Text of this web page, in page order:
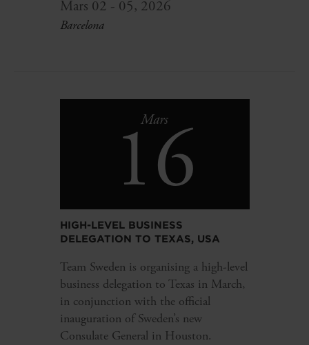
Mars 02 - 05, 2026
Barcelona
Mars
16
HIGH-LEVEL BUSINESS
DELEGATION TO TEXAS, USA
Team Sweden is organising a high-level
business delegation to Texas in March,
in conjunction with the official
inauguration of Sweden’s new
Consulate General in Houston.